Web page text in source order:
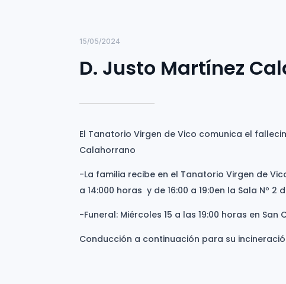
15/05/2024
D. Justo Martínez
El Tanatorio Virgen de Vico comunica el
Calahorrano
-La familia recibe en el Tanatorio Virgen de
a 14:000 horas y de 16:00 a 19:0en la Sala Nº 2
-Funeral: Miércoles 15 a las 19:00 horas en San
Conducción a continuación para su